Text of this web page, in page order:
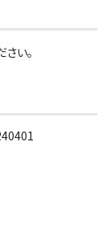
い。